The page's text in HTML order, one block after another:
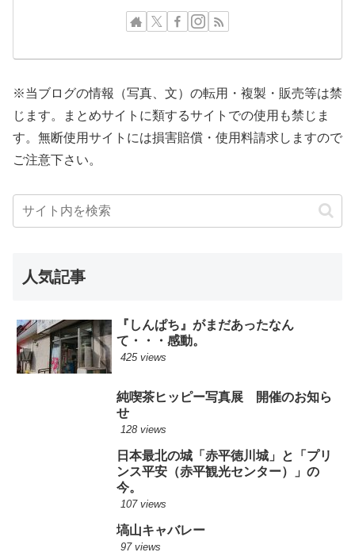
※当ブログの情報（写真、文）の転用・複製・販売等は禁
じます。まとめサイトに類するサイトでの使用も禁じま
す。無断使用サイトには損害賠償・使用料請求しますので
ご注意下さい。
人気記事
『しんぱち』がまだあったなん
て・・・感動。
425 views
純喫茶ヒッピー写真展 開催のお知ら
せ
128 views
日本最北の城「赤平徳川城」と「プリ
ンス平安（赤平観光センター）」の
今。
107 views
塙山キャバレー
97 views